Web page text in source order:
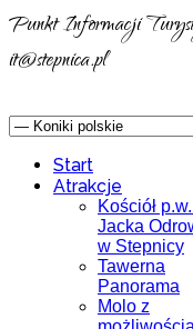
Punkt Informacji
it@stepnica.pl
Start
Atrakcje
Kościół
Jacka
w Stepnicy
Tawerna
Panorama
Molo z